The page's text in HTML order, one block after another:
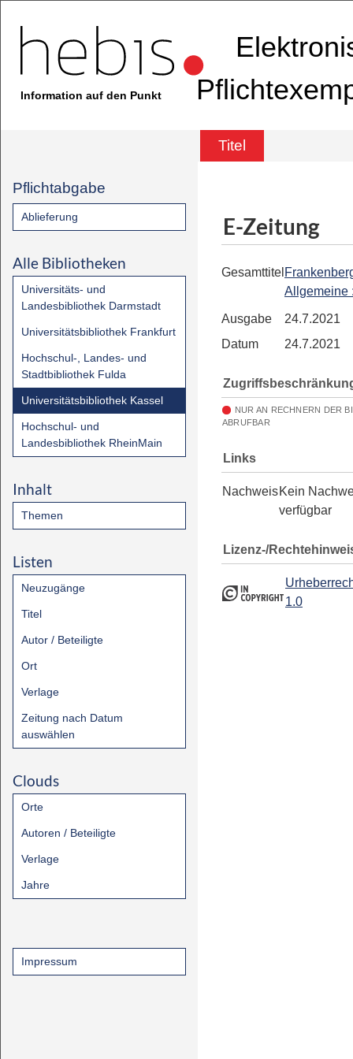
Information auf den Punkt
Titel
Pflichtabgabe
Ablieferung
Alle Bibliotheken
Universitäts- und
Landesbibliothek Darmstadt
Universitätsbibliothek Frankfurt
Hochschul-, Landes- und
Stadtbibliothek Fulda
Universitätsbibliothek Kassel
Hochschul- und
Landesbibliothek RheinMain
Inhalt
Themen
Listen
Neuzugänge
Titel
Autor / Beteiligte
Ort
Verlage
Zeitung nach Datum
auswählen
Clouds
Orte
Autoren / Beteiligte
Verlage
Jahre
Impressum
E-Zeitung
Gesamttitel
Allgemeine
Ausgabe
24.7.2021
Datum
24.7.2021
NUR AN RECHNERN DER
ABRUFBAR
Links
NachweisKein
verfügbar
Lizenz-/
1.0